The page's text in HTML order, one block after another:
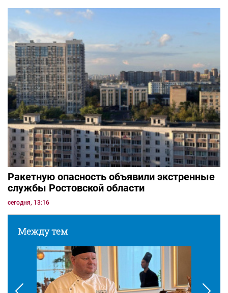
Ракетную опасность объявили экстренные
службы Ростовской области
сегодня, 13:16
Между тем